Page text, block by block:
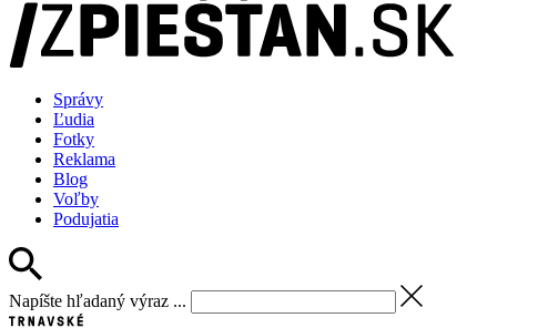
Správy
Ľudia
Fotky
Reklama
Blog
Voľby
Podujatia
Napíšte hľadaný výraz ...